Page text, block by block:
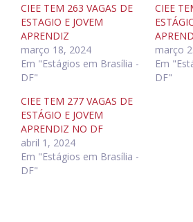
CIEE TEM 263 VAGAS DE
ESTAGIO E JOVEM
APRENDIZ
março 18, 2024
Em "Estágios em Brasília -
DF"
CIEE
março
Em
DF"
CIEE TEM 277 VAGAS DE
ESTÁGIO E JOVEM
APRENDIZ NO DF
abril 1, 2024
Em "Estágios em Brasília -
DF"